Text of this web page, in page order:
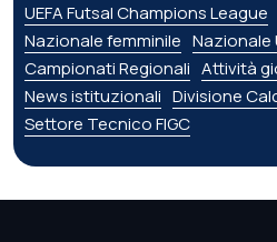
UEFA Futsal Champions League
Nazionale femminile Nazionale
Campionati Regionali Attività
News istituzionali Divisione
Settore Tecnico FIGC